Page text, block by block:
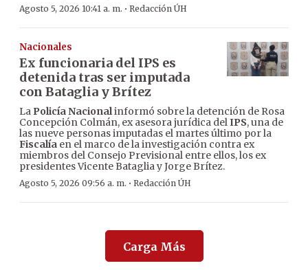
Agosto 5, 2026 10:41 a. m. · Redacción ÚH
Nacionales
Ex funcionaria del IPS es
detenida tras ser imputada
con Bataglia y Brítez
La Policía Nacional informó sobre la detención de Rosa
Concepción Colmán, ex asesora jurídica del IPS, una de
las nueve personas imputadas el martes último por la
Fiscalía en el marco de la investigación contra ex
miembros del Consejo Previsional entre ellos, los ex
presidentes Vicente Bataglia y Jorge Brítez.
Agosto 5, 2026 09:56 a. m. · Redacción ÚH
Carga Más